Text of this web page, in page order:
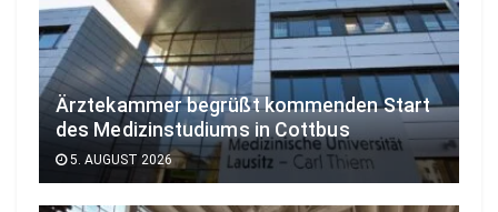
Ärztekammer begrüßt kommenden Start
des Medizinstudiums in Cottbus
5. AUGUST 2026